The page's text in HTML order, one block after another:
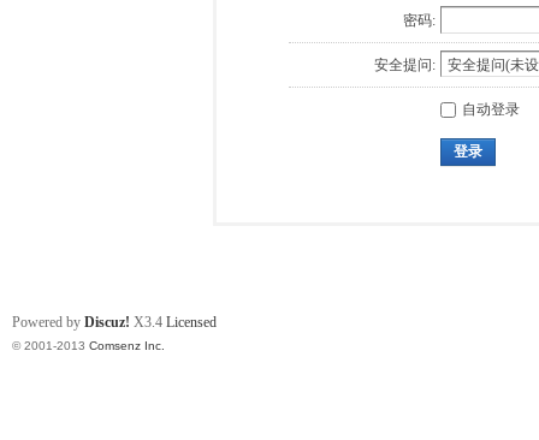
密码:
安全提问:
自动登录
登录
Powered by Discuz! X3.4 Licensed
© 2001-2013 Comsenz Inc.